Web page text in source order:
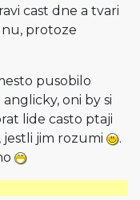
cast dne a tvari
protoze
pusobilo
oni by si
lide casto ptaji
jim rozumi
.